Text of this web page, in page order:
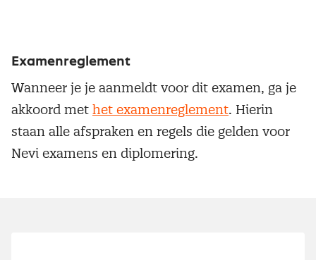
Examenreglement
Wanneer je je aanmeldt voor dit examen, ga je
akkoord met het examenreglement. Hierin
staan alle afspraken en regels die gelden voor
Nevi examens en diplomering.